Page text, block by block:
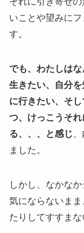
いことや望みに
す。
でも、わたしは
生きたい、自分
に行きたい、そ
つ、けっこうそ
る、、、と感じ
ました。
しかし、なかな
気にならないま
たりしてすすまな